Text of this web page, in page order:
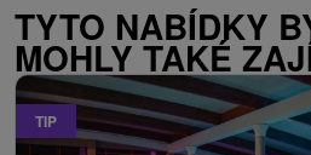
TYTO NABÍDKY
MOHLY TAKÉ
TIP